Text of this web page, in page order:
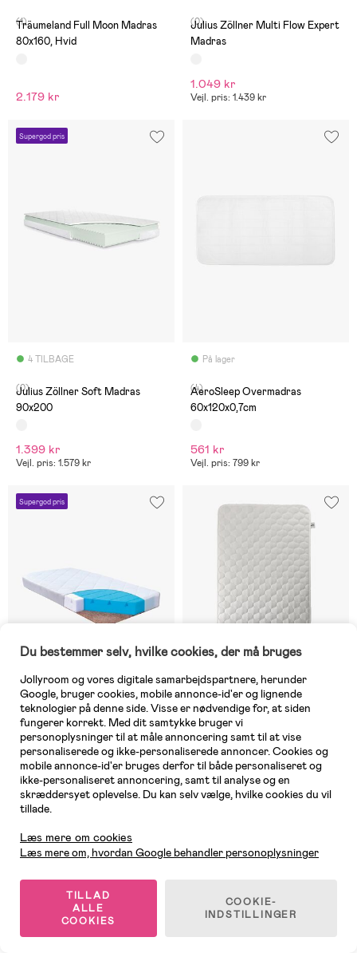
(1)
Träumeland Full Moon Madras
80x160, Hvid
2.179 kr
(0)
Julius Zöllner Multi Flow Expert
Madras
1.049 kr
Vejl. pris: 1.439 kr
Supergod pris
4 TILBAGE
(0)
Julius Zöllner Soft Madras
90x200
1.399 kr
Vejl. pris: 1.579 kr
På lager
(4)
AeroSleep Overmadras
60x120x0,7cm
561 kr
Vejl. pris: 799 kr
Supergod pris
7 TILBAGE
(6)
BabyMatex Colorado
Børnemadras med kokosmåtte,
70x140 cm
939 kr
3 TILBAGE
(5)
Umami Secura Vandtæt
Madrasbeskyttelse 60x120
Du bestemmer selv, hvilke cookies, der må bruges
Jollyroom og vores digitale samarbejdspartnere, herunder
Google, bruger cookies, mobile annonce-id'er og lignende
teknologier på denne side. Visse er nødvendige for, at siden
fungerer korrekt. Med dit samtykke bruger vi
personoplysninger til at måle annoncering samt til at vise
personaliserede og ikke-personaliserede annoncer. Cookies og
mobile annonce-id'er bruges derfor til både personaliseret og
ikke-personaliseret annoncering, samt til analyse og en
skræddersyet oplevelse. Du kan selv vælge, hvilke cookies du vil
tillade.
Læs mere om cookies
Læs mere om, hvordan Google behandler personoplysninger
TILLAD
ALLE
COOKIES
COOKIE-
INDSTILLINGER